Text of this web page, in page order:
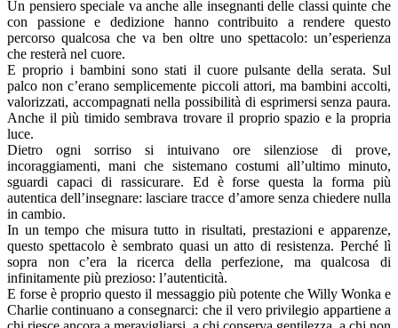
Un pensiero speciale va anche alle insegnanti delle classi quinte che
con passione e dedizione hanno contribuito a rendere questo
percorso qualcosa che va ben oltre uno spettacolo: un’esperienza
che resterà nel cuore.
E proprio i bambini sono stati il cuore pulsante della serata. Sul
palco non c’erano semplicemente piccoli attori, ma bambini accolti,
valorizzati, accompagnati nella possibilità di esprimersi senza paura.
Anche il più timido sembrava trovare il proprio spazio e la propria
luce.
Dietro ogni sorriso si intuivano ore silenziose di prove,
incoraggiamenti, mani che sistemano costumi all’ultimo minuto,
sguardi capaci di rassicurare. Ed è forse questa la forma più
autentica dell’insegnare: lasciare tracce d’amore senza chiedere nulla
in cambio.
In un tempo che misura tutto in risultati, prestazioni e apparenze,
questo spettacolo è sembrato quasi un atto di resistenza. Perché lì
sopra non c’era la ricerca della perfezione, ma qualcosa di
infinitamente più prezioso: l’autenticità.
E forse è proprio questo il messaggio più potente che Willy Wonka e
Charlie continuano a consegnarci: che il vero privilegio appartiene a